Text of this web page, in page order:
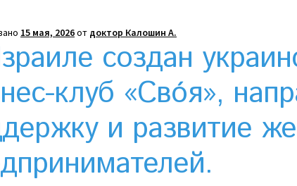
КомпанияКонтактыКорзина
Клексан Оформление заказа Политика
15 мая, 2026от доктор Калошин А.
создан
клуб «Сво́я»,
и развитие